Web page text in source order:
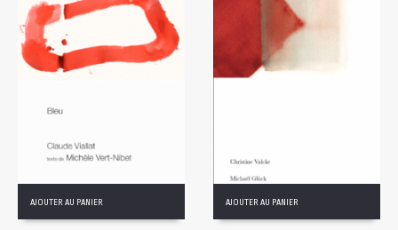
AJOUTER AU PANIER AJOUTER AU PANIER